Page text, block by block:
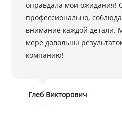
оправдала мои ожидания!
профессионально,
внимание каждой детали.
мере довольны
компанию!
Глеб Викторович